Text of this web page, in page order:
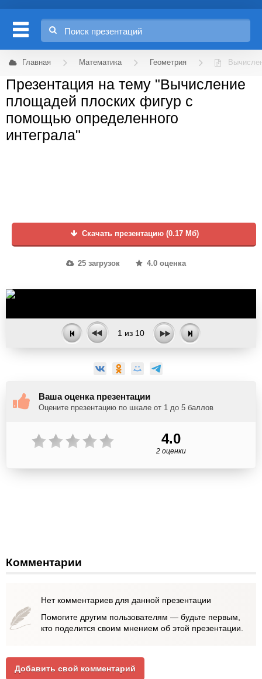
Главная Математика Геометрия
Презентация на тему "Вычисление
площадей плоских фигур с
помощью определенного
интеграла"
Скачать презентацию (0.17 Мб)
25 загрузок 4.0 оценка
1 из 10
Ваша оценка презентации
Оцените презентацию по шкале от 1 до 5 баллов
4.0
2 оценки
Комментарии
Нет комментариев для данной презентации
Помогите другим пользователям — будьте первым,
кто поделится своим мнением об этой презентации.
Добавить свой комментарий